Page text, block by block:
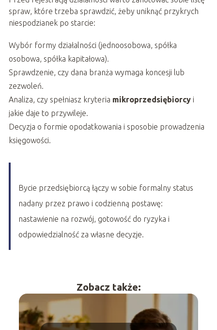
spraw, które trzeba sprawdzić, żeby uniknąć przykrych
niespodzianek po starcie:
Wybór formy działalności (jednoosobowa, spółka
osobowa, spółka kapitałowa).
Sprawdzenie, czy dana branża wymaga koncesji lub
zezwoleń.
Analiza, czy spełniasz kryteria mikroprzedsiębiorcyi
jakie daje to przywileje.
Decyzja o formie opodatkowania i sposobie prowadzenia
księgowości.
Bycie przedsiębiorcą łączy w sobie formalny status
nadany przez prawo i codzienną postawę:
nastawienie na rozwój, gotowość do ryzyka i
odpowiedzialność za własne decyzje.
Zobacz także: